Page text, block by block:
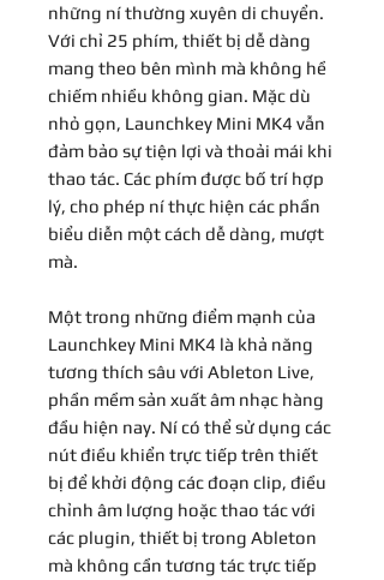
những ní thường xuyên di chuyển.
Với chỉ 25 phím, thiết bị dễ dàng
mang theo bên mình mà không hề
chiếm nhiều không gian. Mặc dù
nhỏ gọn, Launchkey Mini MK4 vẫn
đảm bảo sự tiện lợi và thoải mái khi
thao tác. Các phím được bố trí hợp
lý, cho phép ní thực hiện các phần
biểu diễn một cách dễ dàng, mượt
mà.
Một trong những điểm mạnh của
Launchkey Mini MK4 là khả năng
tương thích sâu với Ableton Live,
phần mềm sản xuất âm nhạc hàng
đầu hiện nay. Ní có thể sử dụng các
nút điều khiển trực tiếp trên thiết
bị để khởi động các đoạn clip, điều
chỉnh âm lượng hoặc thao tác với
các plugin, thiết bị trong Ableton
mà không cần tương tác trực tiếp